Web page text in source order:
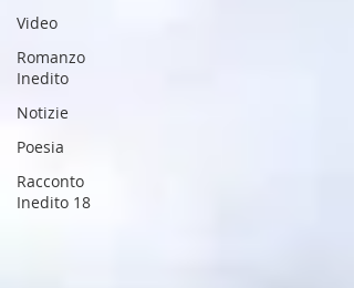
Video
Romanzo
Inedito
Notizie
Poesia
Racconto
Inedito 18